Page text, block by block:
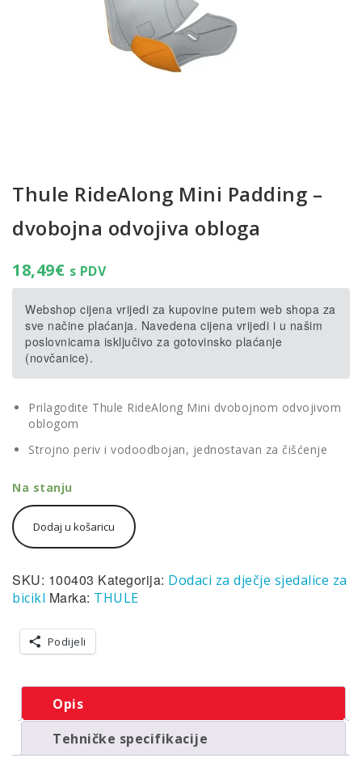
Thule RideAlong Mini Padding –
dvobojna odvojiva obloga
18,49€ s PDV
Webshop cijena vrijedi za kupovine putem web shopa za
sve načine plaćanja. Navedena cijena vrijedi i u našim
poslovnicama isključivo za gotovinsko plaćanje
(novčanice).
Prilagodite Thule RideAlong Mini dvobojnom odvojivom
oblogom
Strojno periv i vodoodbojan, jednostavan za čišćenje
Na stanju
Thule
RideAlong
Mini
-
dvobojna
obloga
količina
Dodaj u košaricu
SKU: 100403 Kategorija: Dodaci za dječje sjedalice za
bicikl Marka: THULE
Podijeli
Opis
Tehničke specifikacije